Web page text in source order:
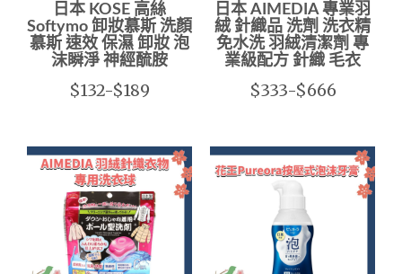
日本 KOSE 高絲
Softymo 卸妝慕斯 洗顏
慕斯 速效 保濕 卸妝 泡
沫瞬淨 神經酼胺
$132-$189
日本 AIMEDIA 專業羽
絨 針織品 洗劑 洗衣精
免水洗 羽絨清潔劑 專
業級配方 針織 毛衣
$333-$666